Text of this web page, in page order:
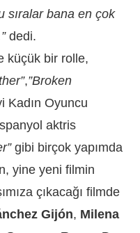
sıralar bana en çok
dedi.
küçük bir rolle,
,”Broken
Kadın Oyuncu
aktris
gibi birçok yapımda
yine yeni filmin
çıkacağı filmde
Gijón, Milena